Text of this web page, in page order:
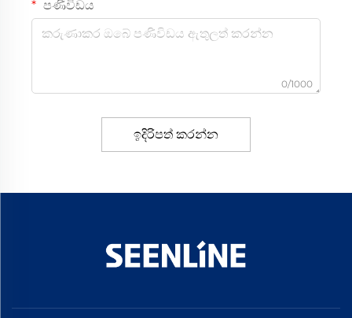
පණිවිඩය
0/1000
ඉදිරිපත් කරන්න